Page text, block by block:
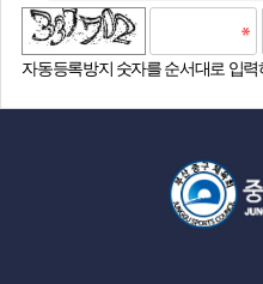
자동등록방지 숫자를 순서대로 입력